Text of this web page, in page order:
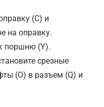
(С) и
на оправку.
поршню (Y).
срезные
(O) в разъем (Q) и